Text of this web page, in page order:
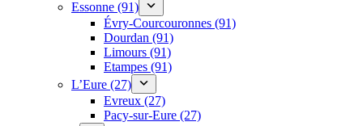
Essonne (91)
Évry-Courcouronnes (91)
Dourdan (91)
Limours (91)
Etampes (91)
L’Eure (27)
Evreux (27)
Pacy-sur-Eure (27)